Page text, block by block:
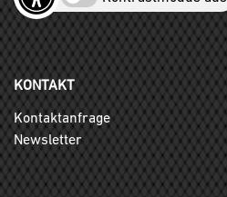
KONTAKT
Kontaktanfrage
Newsletter